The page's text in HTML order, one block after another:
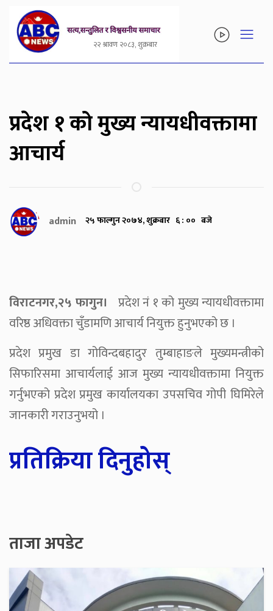
२२ श्रावण २०८३, शुक्रबार
प्रदेश १ को मुख्य न्यायधीवक्तामा
आचार्य
admin २५ फाल्गुन २०७४, शुक्रबार ६ : ०० बजे
विराटनगर,२५ फागुन। प्रदेश नं १ को मुख्य न्यायधीवक्तामा
वरिष्ठ अधिवक्ता चुँडामणि आचार्य नियुक्त हुनुभएको छ ।
प्रदेश प्रमुख डा गोविन्दबहादुर तुम्बाहाङले मुख्यमन्त्रीको
सिफारिसमा आचार्यलाई आज मुख्य न्यायधीवक्तामा नियुक्त
गर्नुभएको प्रदेश प्रमुख कार्यालयका उपसचिव गोपी घिमिरेले
जानकारी गराउनुभयो ।
प्रतिक्रिया दिनुहोस्
ताजा अपडेट